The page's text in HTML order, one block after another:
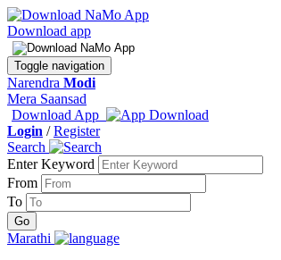
Download app
Toggle navigation
Narendra Modi
Mera Saansad
Download App
Login /Register
Search
Enter Keyword
From
To
Marathi